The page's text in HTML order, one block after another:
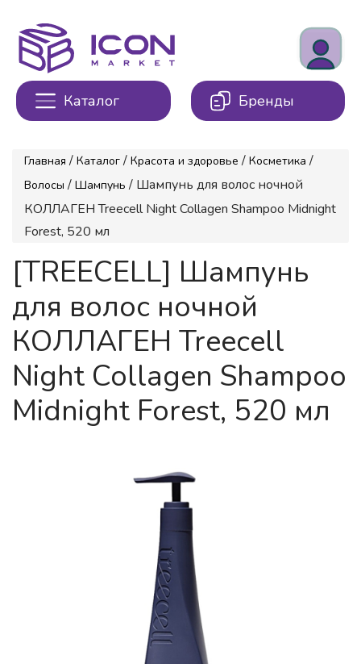
Каталог Бренды
Главная / Каталог / Красота и здоровье / Косметика /
Волосы / Шампунь / Шампунь для волос ночной
КОЛЛАГЕН Treecell Night Collagen Shampoo Midnight
Forest, 520 мл
[TREECELL] Шампунь
для волос ночной
КОЛЛАГЕН Treecell
Night Collagen Shampoo
Midnight Forest, 520 мл